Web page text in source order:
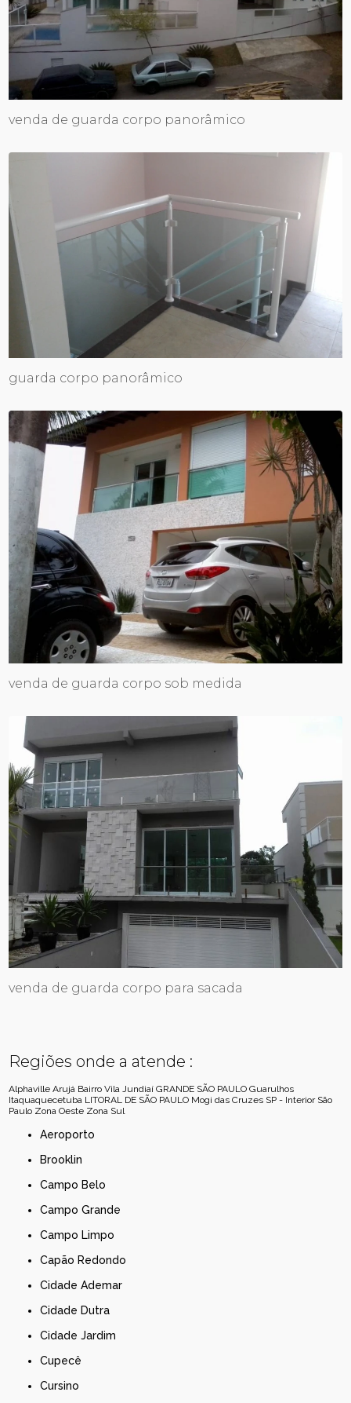
venda de guarda corpo panorâmico
guarda corpo panorâmico
venda de guarda corpo sob medida
venda de guarda corpo para sacada
Regiões onde a atende :
Alphaville Arujá Bairro Vila Jundiaí GRANDE SÃO PAULO Guarulhos
Itaquaquecetuba LITORAL DE SÃO PAULO Mogi das Cruzes SP - Interior São
Paulo Zona Oeste Zona Sul
Aeroporto
Brooklin
Campo Belo
Campo Grande
Campo Limpo
Capão Redondo
Cidade Ademar
Cidade Dutra
Cidade Jardim
Cupecê
Cursino